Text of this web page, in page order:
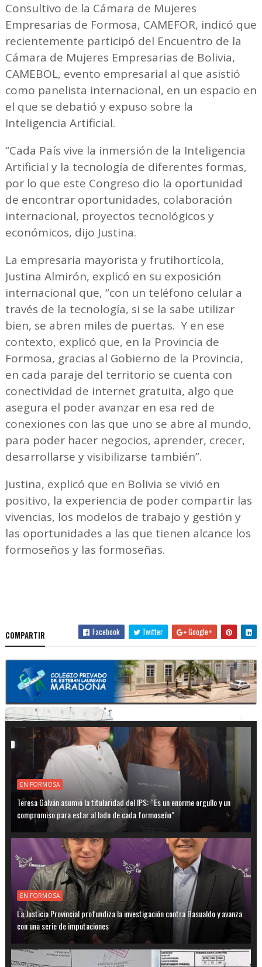
Consultivo de la Cámara de Mujeres
Empresarias de Formosa, CAMEFOR, indicó que
recientemente participó del Encuentro de la
Cámara de Mujeres Empresarias de Bolivia,
CAMEBOL, evento empresarial al que asistió
como panelista internacional, en un espacio en
el que se debatió y expuso sobre la
Inteligencia Artificial.
“Cada País vive la inmersión de la Inteligencia
Artificial y la tecnología de diferentes formas,
por lo que este Congreso dio la oportunidad
de encontrar oportunidades, colaboración
internacional, proyectos tecnológicos y
económicos, dijo Justina.
La empresaria mayorista y frutihortícola,
Justina Almirón, explicó en su exposición
internacional que, “con un teléfono celular a
través de la tecnología, si se la sabe utilizar
bien, se abren miles de puertas. Y en ese
contexto, explicó que, en la Provincia de
Formosa, gracias al Gobierno de la Provincia,
en cada paraje del territorio se cuenta con
conectividad de internet gratuita, algo que
asegura el poder avanzar en esa red de
conexiones con las que uno se abre al mundo,
para poder hacer negocios, aprender, crecer,
desarrollarse y visibilizarse también”.
Justina, explicó que en Bolivia se vivió en
positivo, la experiencia de poder compartir las
vivencias, los modelos de trabajo y gestión y
las oportunidades a las que tienen alcance los
formoseños y las formoseñas.
COMPARTIR Facebook Twitter Google+
EN FORMOSA
Teresa Galván asumió la titularidad del IPS: “Es un enorme orgullo y un
compromiso para estar al lado de cada formoseño”
EN FORMOSA
La Justicia Provincial profundiza la investigación contra Basualdo y avanza
con una serie de imputaciones